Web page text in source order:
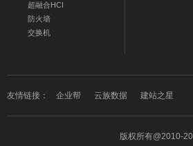
超融合HCI
防火墙
交换机
友情链接： 企业帮 云族数据 建站之星
版权所有@2010-